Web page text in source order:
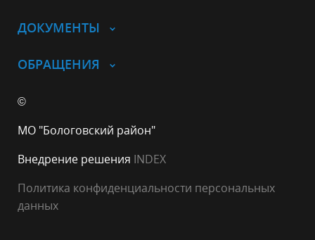
ДОКУМЕНТЫ
ОБРАЩЕНИЯ
©
МО "Бологовский район"
Внедрение решения INDEX
Политика конфиденциальности персональных
данных